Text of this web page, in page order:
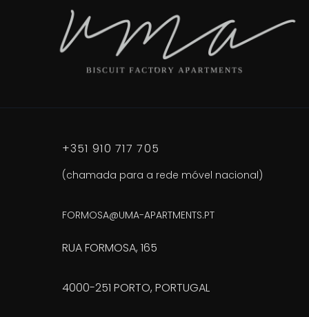
+351 910 717 705
(chamada para a rede móvel nacional)
FORMOSA@UMA-APARTMENTS.PT
RUA FORMOSA, 165
4000-251 PORTO, PORTUGAL